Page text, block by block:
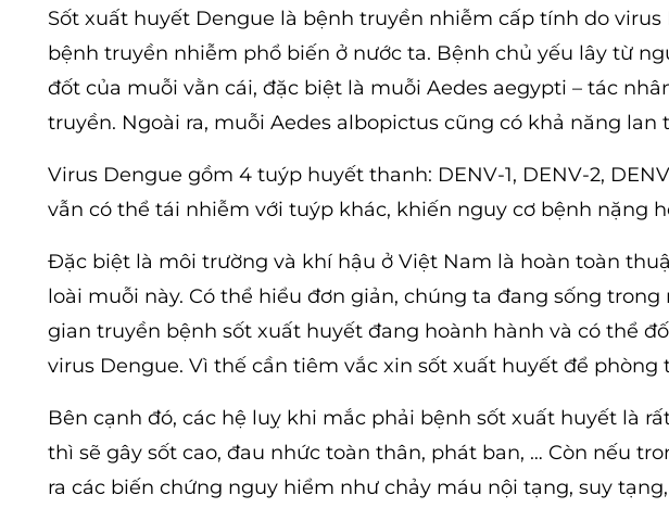
Sốt xuất huyết Dengue là bệnh truyền nhiễm cấp tính do
bệnh truyền nhiễm phổ biến ở nước ta. Bệnh chủ yếu lây từ
đốt của muỗi vằn cái, đặc biệt là muỗi Aedes aegypti – tác
truyền. Ngoài ra, muỗi Aedes albopictus cũng có khả năng lan
Virus Dengue gồm 4 tuýp huyết thanh: DENV-1, DENV-2,
vẫn có thể tái nhiễm với tuýp khác, khiến nguy cơ bệnh nặng
Đặc biệt là môi trường và khí hậu ở Việt Nam là hoàn toàn
loài muỗi này. Có thể hiểu đơn giản, chúng ta đang sống
gian truyền bệnh sốt xuất huyết đang hoành hành và có thể
virus Dengue. Vì thế cần tiêm vắc xin sốt xuất huyết để phòng
Bên cạnh đó, các hệ luỵ khi mắc phải bệnh sốt xuất huyết là
thì sẽ gây sốt cao, đau nhức toàn thân, phát ban, … Còn nếu
ra các biến chứng nguy hiểm như chảy máu nội tạng, suy